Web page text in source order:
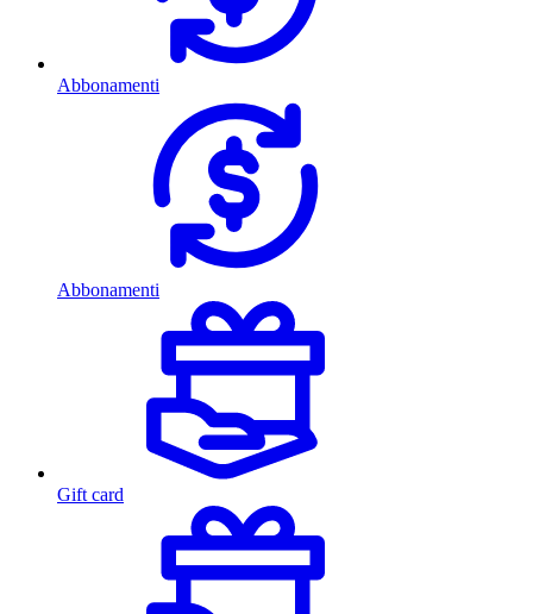
Abbonamenti
Abbonamenti
Gift card